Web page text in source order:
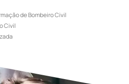
de Bombeiro Civil
Civil
de Brigada